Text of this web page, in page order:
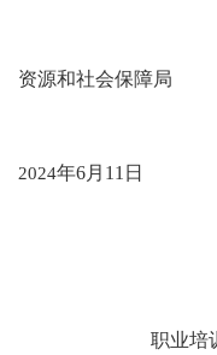
资源和社会保障局
2024年6月 11 日
职业培